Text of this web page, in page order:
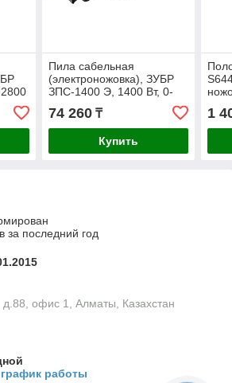
Пила сабельная
(электроножовка), ЗУБР
ЗПС-1400 Э, 1400 Вт, 0-
2800 ход/мин, рез 255 мм
(дерево), 20 мм (сталь),
74 260₸
Купить
1
за последний год
д.88, офис 1, Алматы, Казахстан
работы